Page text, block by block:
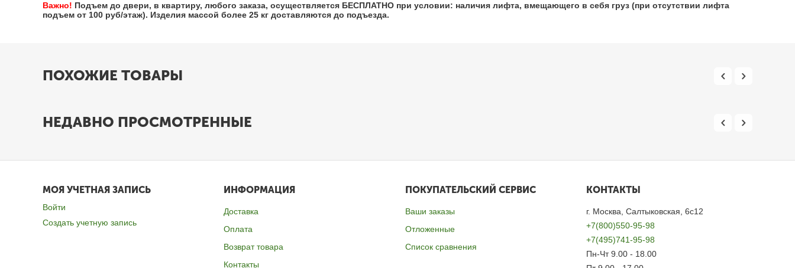
Важно! Подъем до двери, в квартиру, любого заказа, осуществляется БЕСПЛАТНО при условии: наличия лифта, вмещающего в себя груз (при отсутствии лифта
подъем от 100 руб/этаж). Изделия массой более 25 кг доставляются до подъезда.
ПОХОЖИЕ ТОВАРЫ
НЕДАВНО ПРОСМОТРЕННЫЕ
МОЯ УЧЕТНАЯ ЗАПИСЬ
Войти
Создать учетную запись
ИНФОРМАЦИЯ
Доставка
Оплата
Возврат товара
Контакты
ПОКУПАТЕЛЬСКИЙ СЕРВИС
Ваши заказы
Отложенные
Список сравнения
КОНТАКТЫ
г. Москва, Салтыковская, 6с12
+7(800)550-95-98
+7(495)741-95-98
Пн-Чт 9.00 - 18.00